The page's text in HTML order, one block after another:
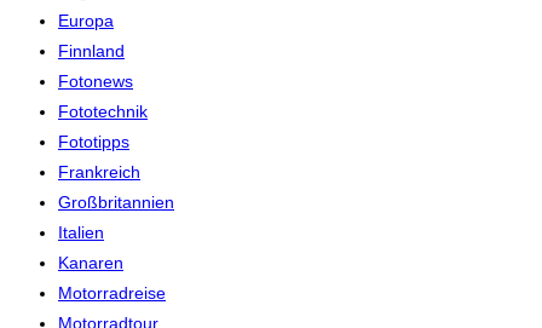
Europa
Finnland
Fotonews
Fototechnik
Fototipps
Frankreich
Großbritannien
Italien
Kanaren
Motorradreise
Motorradtour